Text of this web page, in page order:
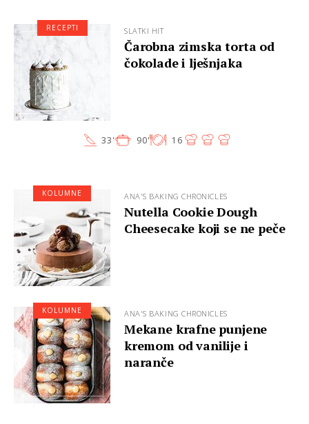
SLATKI HIT
Čarobna zimska torta od
čokolade i lješnjaka
33' 90' 16
RECEPTI
ANA'S BAKING CHRONICLES
Nutella Cookie Dough
Cheesecake koji se ne peče
KOLUMNE
ANA'S BAKING CHRONICLES
Mekane krafne punjene
kremom od vanilije i
naranče
KOLUMNE